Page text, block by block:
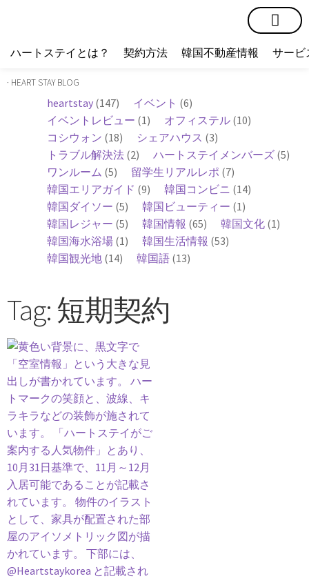
ハートステイとは？ 契約方法 韓国不動産情報 サービ
· HEART STAY BLOG
heartstay (147) イベント (6)
イベントレビュー (1) オフィステル (10)
コシウォン (18) シェアハウス (3)
トラブル解決法 (2) ハートステイメンバーズ (5)
ワンルーム (5) 留学生リアルレポ (7)
韓国エリアガイド (9) 韓国コンビニ (14)
韓国ダイソー (5) 韓国ビューティー (1)
韓国レジャー (5) 韓国情報 (65) 韓国文化 (1)
韓国海水浴場 (1) 韓国生活情報 (53)
韓国観光地 (14) 韓国語 (13)
Tag: 短期契約